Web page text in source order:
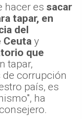
hacer es sacar
tapar, en
del
Ceuta y
que
tapar,
corrupción
país, es
ha